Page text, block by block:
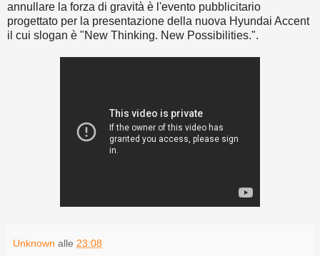
annullare la forza di gravità è l'evento pubblicitario
progettato per la presentazione della nuova Hyundai Accent
il cui slogan è "New Thinking. New Possibilities.".
Unknown alle 23:08